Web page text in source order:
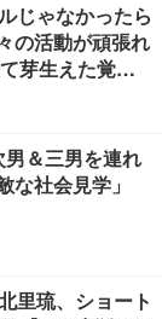
じゃなかったら
の活動が頑張れ
芽生えた覚悟
＆三男を連れ
社会見学」
里琉、ショート